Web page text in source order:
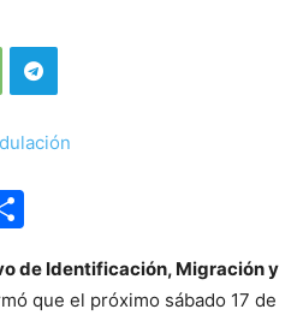
de Identificación, Migración y
que el próximo sábado 17 de